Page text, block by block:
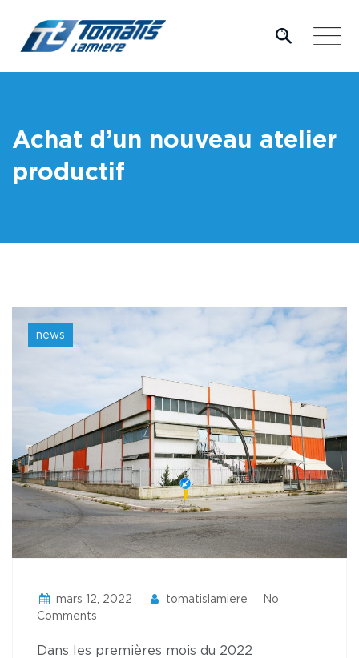
content
Achat d’un nouveau atelier
productif
news
mars 12, 2022 tomatislamiere
No
Comments
Dans les premières mois du 2022